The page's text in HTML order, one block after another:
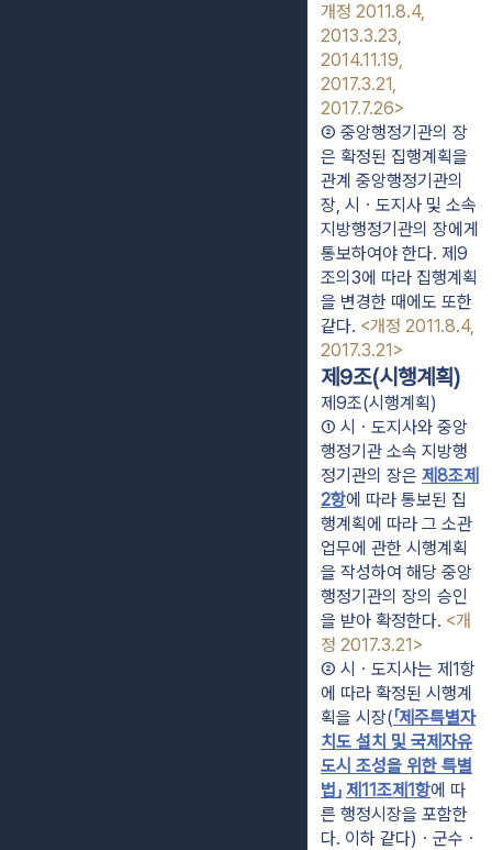
개정 2011.8.4,
2013.3.23,
2014.11.19,
2017.3.21,
2017.7.26>
② 중앙행정기관의 장
은 확정된 집행계획을
관계 중앙행정기관의
장, 시ㆍ도지사 및 소속
지방행정기관의 장에게
통보하여야 한다. 제9
조의3에 따라 집행계획
을 변경한 때에도 또한
같다. <개정 2011.8.4,
2017.3.21>
제9조(시행계획)
제9조(시행계획)
① 시ㆍ도지사와 중앙
행정기관 소속 지방행
정기관의 장은 제8조제
2항에 따라 통보된 집
행계획에 따라 그 소관
업무에 관한 시행계획
을 작성하여 해당 중앙
행정기관의 장의 승인
을 받아 확정한다. <개
정 2017.3.21>
② 시ㆍ도지사는 제1항
에 따라 확정된 시행계
획을 시장(「제주특별자
치도 설치 및 국제자유
도시 조성을 위한 특별
법」 제11조제1항에 따
른 행정시장을 포함한
다. 이하 같다)ㆍ군수ㆍ